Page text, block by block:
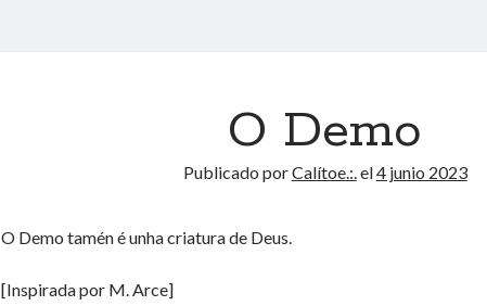
O Demo
Publicado porCalítoe.:.el4 junio 2023
O Demo tamén é unha criatura de Deus.
[Inspirada por M. Arce]